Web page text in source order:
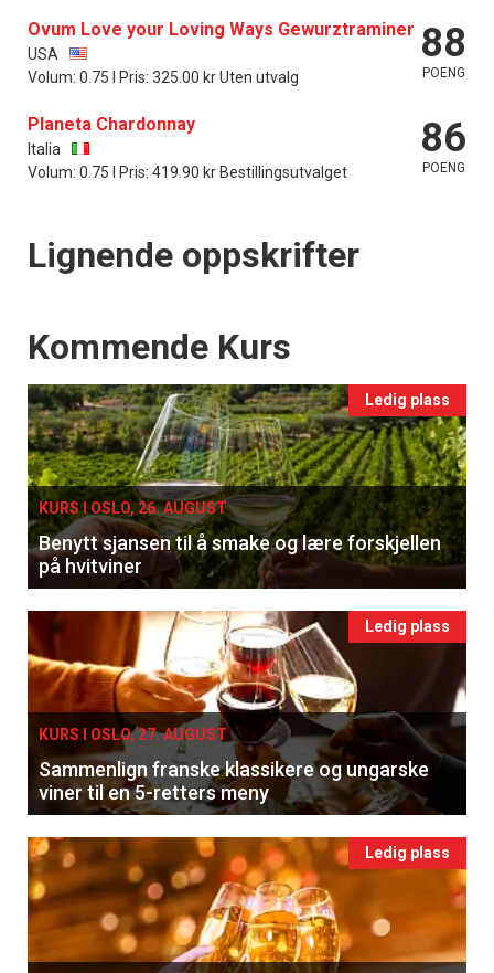
×
Få ukentlige nyhetsbrev fra
Apéritif
Vi tilbyr flere ukentlige nyhetsbrev. Du
kan fritt velge hvilke du ønsker å få
tilsendt.
Ovum Love your Loving Ways Gewurztraminer
USA
Volum: 0.75 l Pris: 325.00 kr Uten utvalg
88
POENG
Planeta Chardonnay
Italia
Volum: 0.75 l Pris: 419.90 kr Bestillingsutvalget
86
POENG
Lignende oppskrifter
Events
Kommende Kurs
Ledig plass
KURS I OSLO, 26. AUGUST
Benytt sjansen til å smake og lære forskjellen
på hvitviner
Ledig plass
KURS I OSLO, 27. AUGUST
Sammenlign franske klassikere og ungarske
viner til en 5-retters meny
Ledig plass